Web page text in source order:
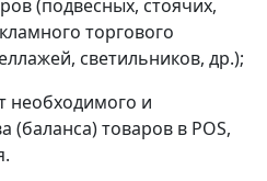
(подвесных, стоячих,
торгового
светильников, др.);
необходимого и
(баланса) товаров в POS,